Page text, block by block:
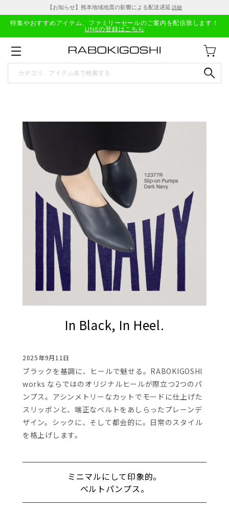
【お知らせ】熊本地域地震の影響による配送遅延 詳細
特集やおすすめアイテム、ファミリーセールのご案内を配信致します！
LINEの登録はこちら
In Black, In Heel.
2025年9月11日
ブラックを基調に、ヒールで魅せる。RABOKIGOSHI
works ならではのオリジナルヒールが際立つ2つのパ
ンプス。アシンメトリーなカットでモードに仕上げた
スリッポンと、端正なベルトをあしらったプレーンデ
ザイン。シックに、そして都会的に。日常のスタイル
を格上げします。
ミニマルにして印象的。
ベルトパンプス。